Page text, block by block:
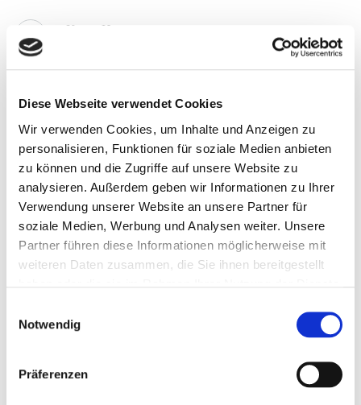
Diese Webseite verwendet Cookies
Wir verwenden Cookies, um Inhalte und Anzeigen zu
personalisieren, Funktionen für soziale Medien anbieten
zu können und die Zugriffe auf unsere Website zu
analysieren. Außerdem geben wir Informationen zu Ihrer
Verwendung unserer Website an unsere Partner für
soziale Medien, Werbung und Analysen weiter. Unsere
Partner führen diese Informationen möglicherweise mit
weiteren Daten zusammen, die Sie ihnen bereitgestellt
Notwendig
Präferenzen
Know How
Spezialmischungen schon ab 1.5 t
Melden Sie sich jetzt für unseren Newsletter an
Erhalten Sie aktuelle Informationen zu unseren
Sonderangeboten und zu neuen Produkten
Hier anmelden
Im 15kg Sack erhältlich.